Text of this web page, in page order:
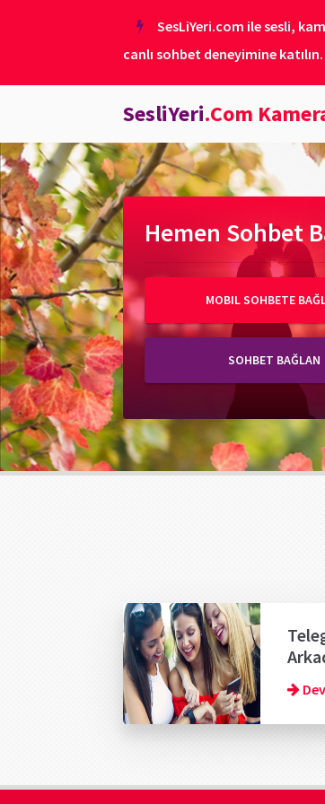
SesLiYeri.com ile sesli,
canlı sohbet deneyimine katılın.
SesliYeri.Com
Hemen Sohbet
MOBIL SOHBETE
SOHBET BAĞLAN